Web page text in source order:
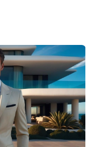
puede reducir costos
sistemas de
para asegurar que sean
Inteligente:
como
aumentan la
pueden mejorar la
con tecnología
su valor hasta en un